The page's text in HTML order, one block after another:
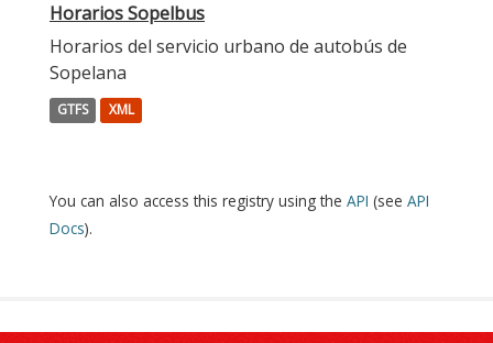
Horarios Sopelbus
Horarios del servicio urbano de autobús de
Sopelana
GTFS XML
You can also access this registry using the API (see API
Docs).